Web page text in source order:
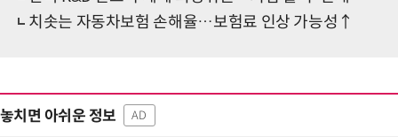
치솟는 자동차보험 손해율…보험료 인상 가능성↑
놓치면 아쉬운 정보 AD